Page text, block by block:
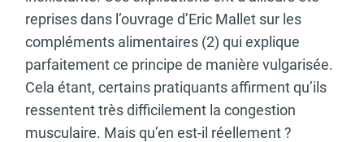
reprises dans l’ouvrage d’Eric Mallet sur les
compléments alimentaires (2) qui explique
parfaitement ce principe de manière vulgarisée.
Cela étant, certains pratiquants affirment qu’ils
ressentent très difficilement la congestion
musculaire. Mais qu’en est-il réellement ?